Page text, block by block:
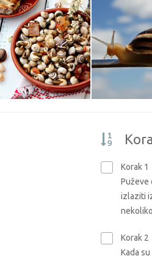
Korak 1
Puževe
izlaziti
Korak 2
Kada